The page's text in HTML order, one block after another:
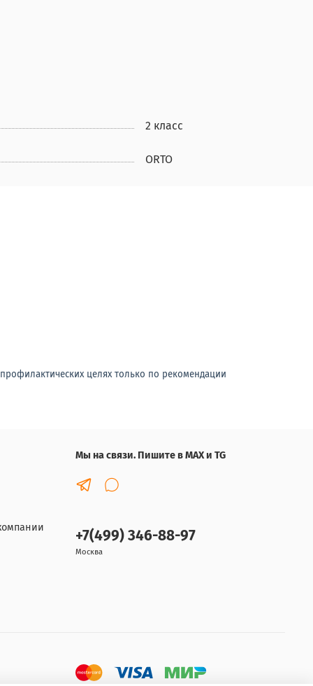
2 класс
ORTO
целях только по рекомендации
Мы на связи. Пишите в MAX и TG
+7(499) 346-88-97
Москва